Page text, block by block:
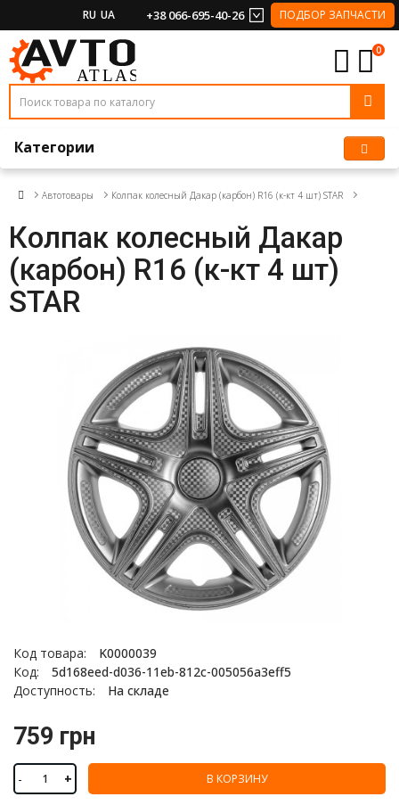
RU UA +38 066-695-40-26 ПОДБОР ЗАПЧАСТИ
0
Категории
Автотовары Колпак колесный Дакар (карбон) R16 (к-кт 4 шт) STAR
Колпак колесный Дакар
(карбон) R16 (к-кт 4 шт)
STAR
Код товара:
K0000039
Код:
5d168eed-d036-11eb-812c-005056a3eff5
Доступность:
На складе
759 грн
- + В КОРЗИНУ